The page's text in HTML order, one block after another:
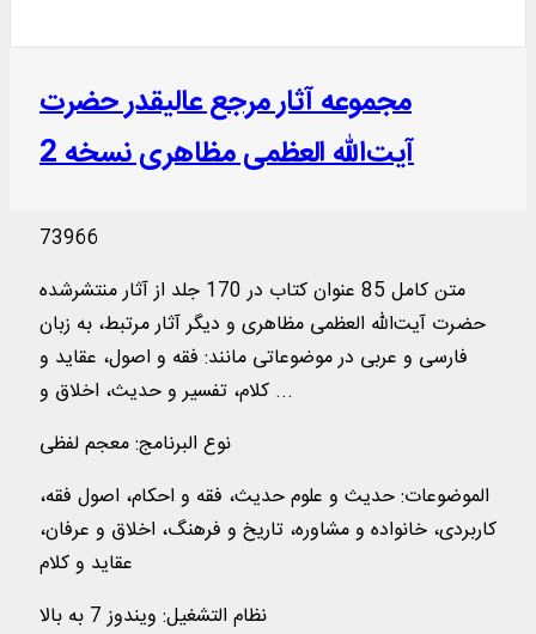
مجموعه آثار مرجع عالیقدر حضرت
آیت‌الله العظمی مظاهری نسخه 2
73966
متن کامل 85 عنوان کتاب در 170 جلد از آثار منتشرشده
حضرت آیت‌الله العظمی مظاهری و دیگر آثار مرتبط، به زبان
فارسی و عربی در موضوعاتی مانند: فقه و اصول، عقاید و
کلام، تفسير و حدیث، اخلاق و ...
نوع البرنامج:معجم لفظی
الموضوعات:حدیث و علوم حدیث، فقه و احکام، اصول فقه،
کاربردی، خانواده و مشاوره، تاریخ و فرهنگ، اخلاق و عرفان،
عقاید و كلام
نظام التشغیل: ویندوز 7 به بالا